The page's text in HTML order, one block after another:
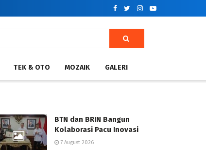
TEK & OTO MOZAIK GALERI
BTN dan BRIN Bangun
Kolaborasi Pacu Inovasi
7 August 2026